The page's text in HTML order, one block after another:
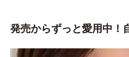
発売からずっと愛用中！